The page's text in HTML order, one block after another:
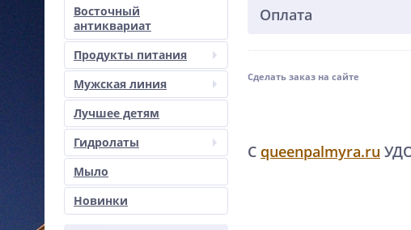
Восточный
антиквариат
Продукты питания
Мужская линия
Лучшее детям
Гидролаты
Мыло
Новинки
Оплата
Сделать заказ на сайте
С queenpalmyra.ru